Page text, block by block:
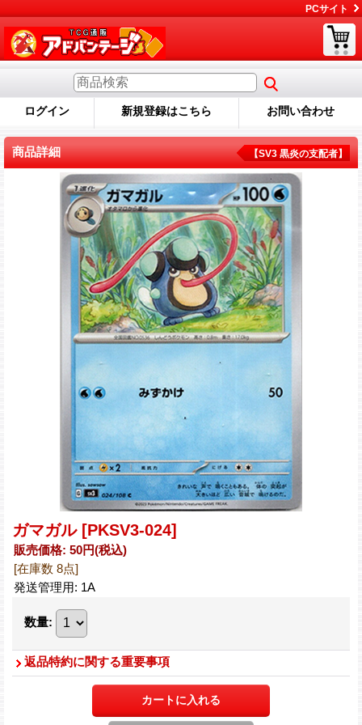
PCサイト
ログイン 新規登録はこちら お問い合わせ
商品詳細 【SV3 黒炎の支配者】
ガマガル [PKSV3-024]
販売価格: 50円(税込)
[在庫数 8点]
発送管理用: 1A
数量:
返品特約に関する重要事項